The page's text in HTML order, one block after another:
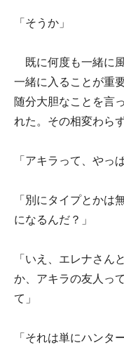
「そうか」
既に何度も一緒に
一緒に入ることが重
随分大胆なことを言
れた。その相変わら
「アキラって、やっ
「別にタイプとか
になるんだ？」
「いえ、エレナさん
か、アキラの友人っ
て」
「それは単にハンタ